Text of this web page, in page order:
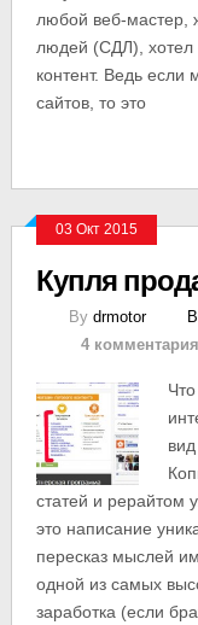
любой веб-мастер,
людей (СДЛ), хотел
контент. Ведь если
сайтов, то это
03 Окт 2015
Купля
By drmotor
4 комментария
статей и рерайтом
это написание
пересказ мыслей
одной из самых
заработка (если